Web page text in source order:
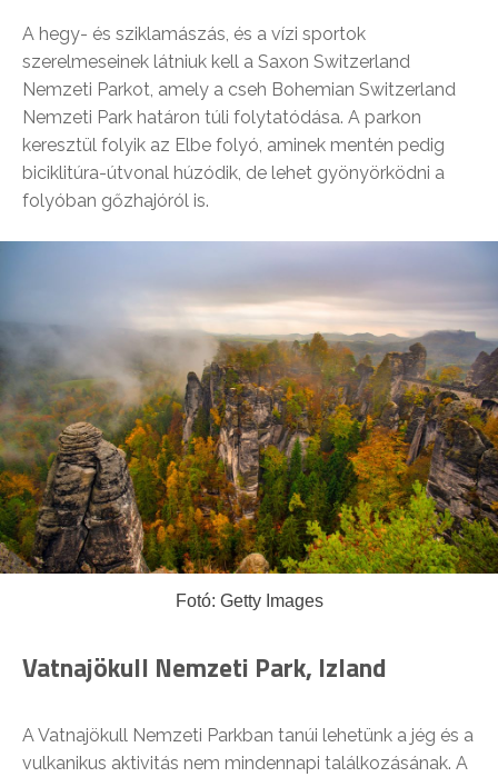
A hegy- és sziklamászás, és a vízi sportok
szerelmeseinek látniuk kell a Saxon Switzerland
Nemzeti Parkot, amely a cseh Bohemian Switzerland
Nemzeti Park határon túli folytatódása. A parkon
keresztül folyik az Elbe folyó, aminek mentén pedig
biciklitúra-útvonal húzódik, de lehet gyönyörködni a
folyóban gőzhajóról is.
Fotó: Getty Images
Vatnajökull Nemzeti Park, Izland
A Vatnajökull Nemzeti Parkban tanúi lehetünk a jég és a
vulkanikus aktivitás nem mindennapi találkozásának. A